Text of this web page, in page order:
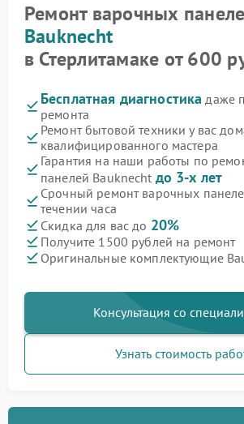
Ремонт варочных
Bauknecht
в Стерлитамаке от 600
Бесплатная диагностика даже
ремонта
Ремонт бытовой техники у вас
квалифицированного мастера
Гарантия на наши работы по
панелей Bauknecht до 3-х лет
Срочный ремонт варочных
течении часа
Скидка для вас до 20%
Получите 1500 рублей на ремонт
Оригинальные комплектующие
Консультация со
Узнать стоимость